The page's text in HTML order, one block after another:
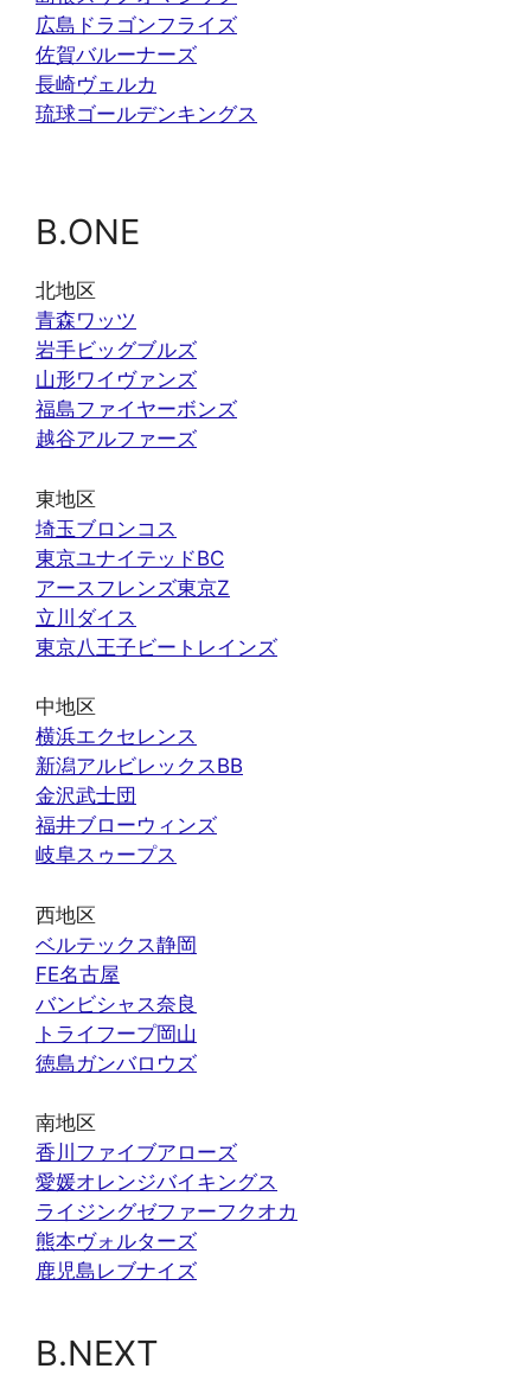
広島ドラゴンフライズ
佐賀バルーナーズ
長崎ヴェルカ
琉球ゴールデンキングス
B.ONE
北地区
青森ワッツ
岩手ビッグブルズ
山形ワイヴァンズ
福島ファイヤーボンズ
越谷アルファーズ
東地区
埼玉ブロンコス
東京ユナイテッドBC
アースフレンズ東京Z
立川ダイス
東京八王子ビートレインズ
中地区
横浜エクセレンス
新潟アルビレックスBB
金沢武士団
福井ブローウィンズ
岐阜スゥープス
西地区
ベルテックス静岡
FE名古屋
バンビシャス奈良
トライフープ岡山
徳島ガンバロウズ
南地区
香川ファイブアローズ
愛媛オレンジバイキングス
ライジングゼファーフクオカ
熊本ヴォルターズ
鹿児島レブナイズ
B.NEXT